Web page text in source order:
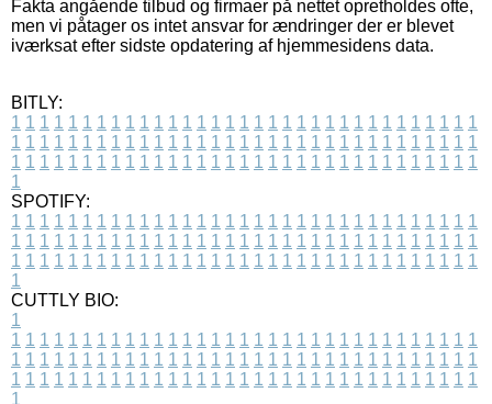
Fakta angående tilbud og firmaer på nettet opretholdes ofte,
men vi påtager os intet ansvar for ændringer der er blevet
iværksat efter sidste opdatering af hjemmesidens data.
BITLY:
1 1 1 1 1 1 1 1 1 1 1 1 1 1 1 1 1 1 1 1 1 1 1 1 1 1 1 1 1 1 1 1 1
1 1 1 1 1 1 1 1 1 1 1 1 1 1 1 1 1 1 1 1 1 1 1 1 1 1 1 1 1 1 1 1 1
1 1 1 1 1 1 1 1 1 1 1 1 1 1 1 1 1 1 1 1 1 1 1 1 1 1 1 1 1 1 1 1 1
1
SPOTIFY:
1 1 1 1 1 1 1 1 1 1 1 1 1 1 1 1 1 1 1 1 1 1 1 1 1 1 1 1 1 1 1 1 1
1 1 1 1 1 1 1 1 1 1 1 1 1 1 1 1 1 1 1 1 1 1 1 1 1 1 1 1 1 1 1 1 1
1 1 1 1 1 1 1 1 1 1 1 1 1 1 1 1 1 1 1 1 1 1 1 1 1 1 1 1 1 1 1 1 1
1
CUTTLY BIO:
1
1 1 1 1 1 1 1 1 1 1 1 1 1 1 1 1 1 1 1 1 1 1 1 1 1 1 1 1 1 1 1 1 1
1 1 1 1 1 1 1 1 1 1 1 1 1 1 1 1 1 1 1 1 1 1 1 1 1 1 1 1 1 1 1 1 1
1 1 1 1 1 1 1 1 1 1 1 1 1 1 1 1 1 1 1 1 1 1 1 1 1 1 1 1 1 1 1 1 1
1